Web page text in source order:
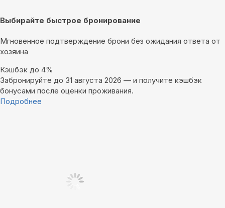
Выбирайте быстрое бронирование
Мгновенное подтверждение брони без ожидания ответа от
хозяина
Кэшбэк до 4%
Забронируйте до 31 августа 2026 — и получите кэшбэк
бонусами после оценки проживания.
Подробнее